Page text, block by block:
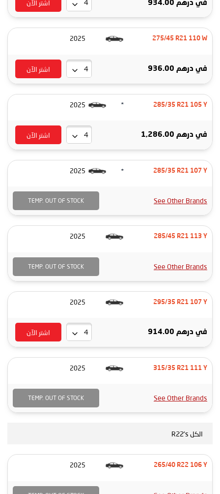
في درهم 934.00 اشتر الآن
275/45 R21 110 W
2025
في درهم 936.00 اشتر الآن
285/35 R21 105 Y
*
2025
في درهم 1,286.00 اشتر الآن
285/35 R21 107 Y
*
2025
See Other Brands
TEMP. OUT OF STOCK
285/45 R21 113 Y
2025
See Other Brands
TEMP. OUT OF STOCK
295/35 R21 107 Y
2025
في درهم 914.00 اشتر الآن
315/35 R21 111 Y
2025
See Other Brands
TEMP. OUT OF STOCK
الكل R22's
265/40 R22 106 Y
2025